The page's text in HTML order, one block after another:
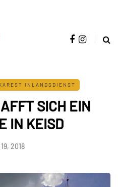
INLANDSDIENST
SICH EIN
IN KEISD
2018